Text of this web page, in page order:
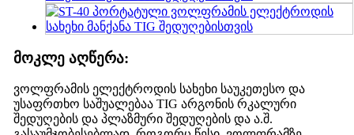
მოკლე აღწერა:
ვოლფრამის ელექტროდის სახეხი საუკეთესო და
უსაფრთხო საშუალებაა TIG არგონის რკალური
შედუღების და პლაზმური შედუღების და ა.შ.